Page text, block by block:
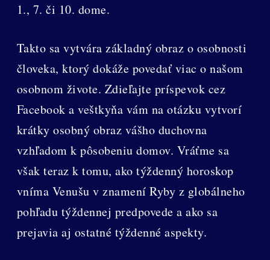
1., 7. či 10. dome.
Takto sa vytvára základný obraz o osobnosti
človeka, ktorý dokáže povedať viac o našom
osobnom živote. Zdieľajte príspevok cez
Facebook a veštkyňa vám na otázku vytvorí
krátky osobný obraz vášho duchovna
vzhľadom k pôsobeniu domov. Vráťme sa
však teraz k tomu, ako týždenný horoskop
vníma Venušu v znamení Ryby z globálneho
pohľadu týždennej predpovede a ako sa
prejavia aj ostatné týždenné aspekty.